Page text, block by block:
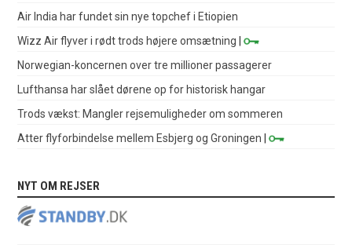
Air India har fundet sin nye topchef i Etiopien
Wizz Air flyver i rødt trods højere omsætning |
Norwegian-koncernen over tre millioner passagerer
Lufthansa har slået dørene op for historisk hangar
Trods vækst: Mangler rejsemuligheder om sommeren
Atter flyforbindelse mellem Esbjerg og Groningen |
NYT OM REJSER